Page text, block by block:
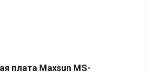
плата Maxsun MS-